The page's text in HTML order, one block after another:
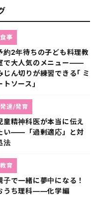
約2年待ちの子ども料理教
で大人気のメニュー――
じん切りが練習できる｢ ミ
トソース｣
食事
童精神科医が本当に伝え
い――「過剰適応」と対
法
発達/発育
子で一緒に夢中になる！
うち理科――化学編
教育